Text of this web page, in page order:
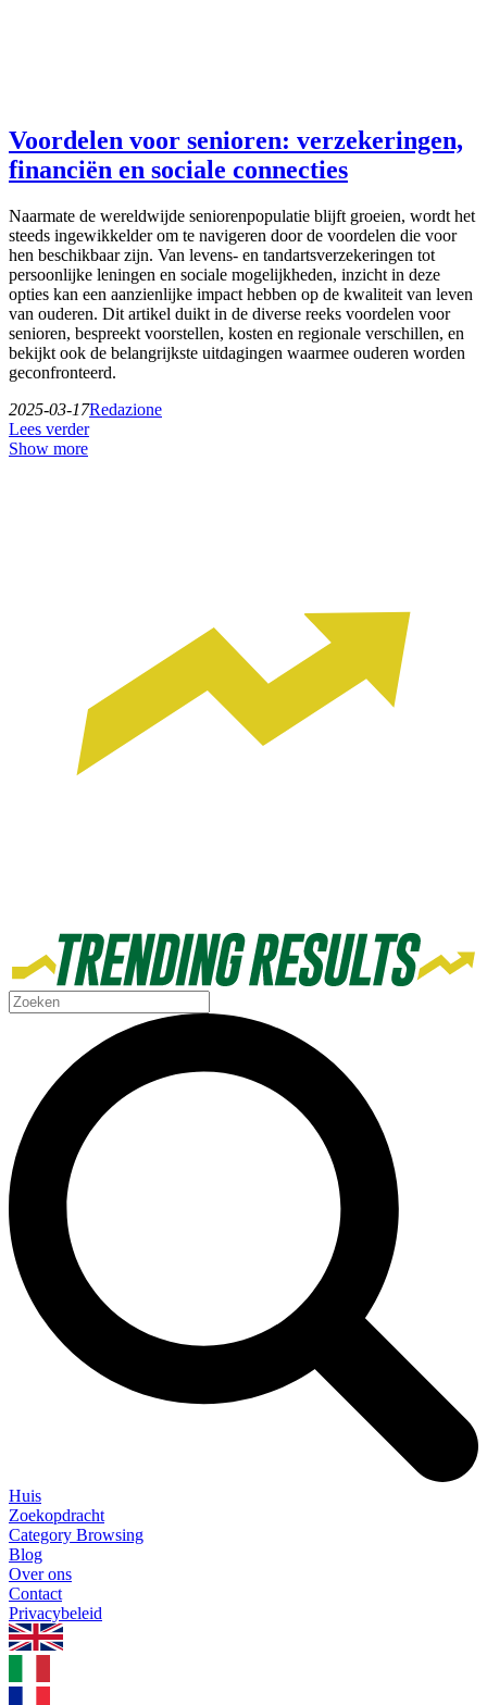
Voordelen voor senioren: verzekeringen,
financiën en sociale connecties
Naarmate de wereldwijde seniorenpopulatie blijft groeien, wordt het
steeds ingewikkelder om te navigeren door de voordelen die voor
hen beschikbaar zijn. Van levens- en tandartsverzekeringen tot
persoonlijke leningen en sociale mogelijkheden, inzicht in deze
opties kan een aanzienlijke impact hebben op de kwaliteit van leven
van ouderen. Dit artikel duikt in de diverse reeks voordelen voor
senioren, bespreekt voorstellen, kosten en regionale verschillen, en
bekijkt ook de belangrijkste uitdagingen waarmee ouderen worden
geconfronteerd.
2025-03-17Redazione
Lees verder
Show more
Huis
Zoekopdracht
Category Browsing
Blog
Over ons
Contact
Privacybeleid